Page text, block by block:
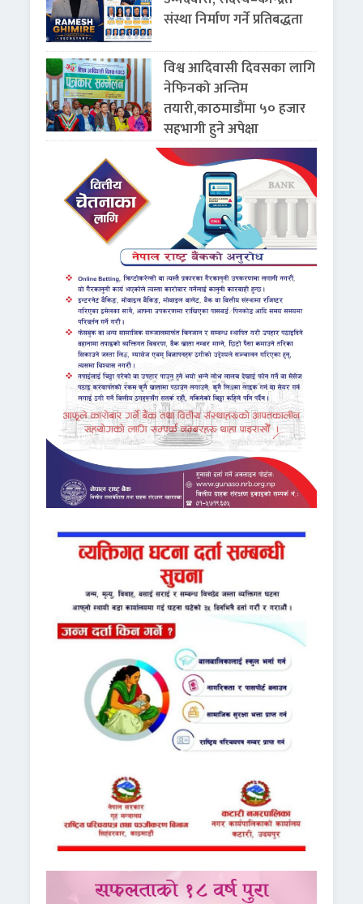
संस्था निर्माण गर्ने प्रतिबद्धता
विश्व आदिवासी दिवसका लागि
नेफिनको अन्तिम
तयारी,काठमाडौंमा ५० हजार
सहभागी हुने अपेक्षा